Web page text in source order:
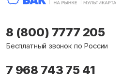
8 (800) 7777 205
Бесплатный звонок по России
7 968 743 75 41